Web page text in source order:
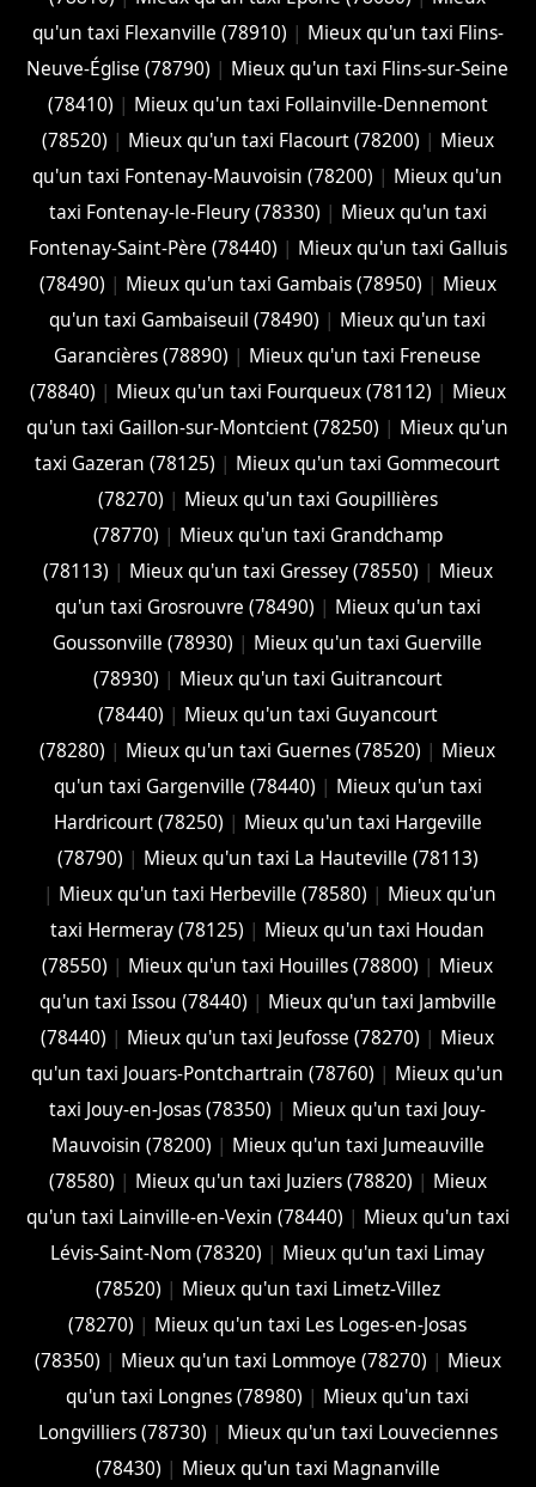
qu'un taxi Flexanville (78910) | Mieux qu'un taxi Flins-
Neuve-Église (78790) | Mieux qu'un taxi Flins-sur-Seine
(78410) | Mieux qu'un taxi Follainville-Dennemont
(78520) | Mieux qu'un taxi Flacourt (78200) | Mieux
qu'un taxi Fontenay-Mauvoisin (78200) | Mieux qu'un
taxi Fontenay-le-Fleury (78330) | Mieux qu'un taxi
Fontenay-Saint-Père (78440) | Mieux qu'un taxi Galluis
(78490) | Mieux qu'un taxi Gambais (78950) | Mieux
qu'un taxi Gambaiseuil (78490) | Mieux qu'un taxi
Garancières (78890) | Mieux qu'un taxi Freneuse
(78840) | Mieux qu'un taxi Fourqueux (78112) | Mieux
qu'un taxi Gaillon-sur-Montcient (78250) | Mieux qu'un
taxi Gazeran (78125) | Mieux qu'un taxi Gommecourt
(78270) | Mieux qu'un taxi Goupillières
(78770) | Mieux qu'un taxi Grandchamp
(78113) | Mieux qu'un taxi Gressey (78550) | Mieux
qu'un taxi Grosrouvre (78490) | Mieux qu'un taxi
Goussonville (78930) | Mieux qu'un taxi Guerville
(78930) | Mieux qu'un taxi Guitrancourt
(78440) | Mieux qu'un taxi Guyancourt
(78280) | Mieux qu'un taxi Guernes (78520) | Mieux
qu'un taxi Gargenville (78440) | Mieux qu'un taxi
Hardricourt (78250) | Mieux qu'un taxi Hargeville
(78790) | Mieux qu'un taxi La Hauteville (78113)
| Mieux qu'un taxi Herbeville (78580) | Mieux qu'un
taxi Hermeray (78125) | Mieux qu'un taxi Houdan
(78550) | Mieux qu'un taxi Houilles (78800) | Mieux
qu'un taxi Issou (78440) | Mieux qu'un taxi Jambville
(78440) | Mieux qu'un taxi Jeufosse (78270) | Mieux
qu'un taxi Jouars-Pontchartrain (78760) | Mieux qu'un
taxi Jouy-en-Josas (78350) | Mieux qu'un taxi Jouy-
Mauvoisin (78200) | Mieux qu'un taxi Jumeauville
(78580) | Mieux qu'un taxi Juziers (78820) | Mieux
qu'un taxi Lainville-en-Vexin (78440) | Mieux qu'un taxi
Lévis-Saint-Nom (78320) | Mieux qu'un taxi Limay
(78520) | Mieux qu'un taxi Limetz-Villez
(78270) | Mieux qu'un taxi Les Loges-en-Josas
(78350) | Mieux qu'un taxi Lommoye (78270) | Mieux
qu'un taxi Longnes (78980) | Mieux qu'un taxi
Longvilliers (78730) | Mieux qu'un taxi Louveciennes
(78430) | Mieux qu'un taxi Magnanville